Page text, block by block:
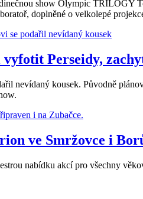
show Olympic TRILOGY
doplněné o velkolepé
Perseidy,
nevídaný kousek. Původně
ve Smržovce i
nabídku akcí pro všechny